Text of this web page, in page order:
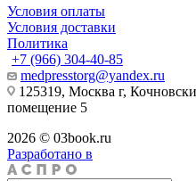
Условия оплаты
Условия доставки
Политика
+7 (966) 304-40-85
medpresstorg@yandex.ru
125319, Москва г,
помещение 5
2026 © 03book.ru
Разработано в